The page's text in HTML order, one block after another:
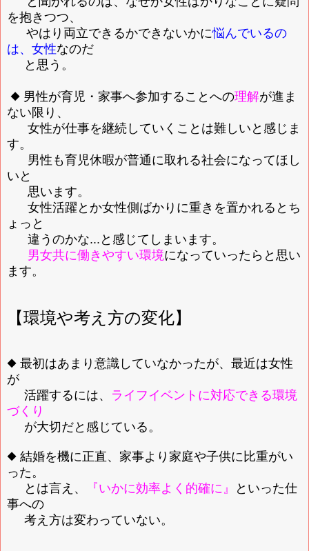
を抱きつつ、
やはり両立できるかできないかに悩んでいるの
は、女性なのだ
と思う。
◆ 男性が育児・家事へ参加することへの理解が進ま
ない限り、
女性が仕事を継続していくことは難しいと感じま
す。
男性も育児休暇が普通に取れる社会になってほし
いと
思います。
女性活躍とか女性側ばかりに重きを置かれるとち
ょっと
違うのかな...と感じてしまいます。
男女共に働きやすい環境になっていったらと思い
ます。
【環境や考え方の変化】
◆ 最初はあまり意識していなかったが、最近は女性
が
活躍するには、 ライフイベントに対応できる環境
づくり
が大切だと感じている。
◆ 結婚を機に正直、家事より家庭や子供に比重がい
った。
とは言え 、 『いかに効率よく的確に』
といった仕
事への
考え方は変わっていない。